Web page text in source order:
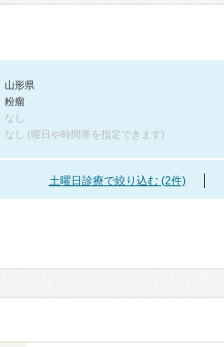
山形県
粉瘤
なし
なし (曜日や時間帯を指定できます)
土曜日診療で絞り込む (2件)